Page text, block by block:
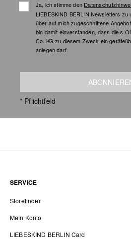
Ja, ich stimme den
LIEBESKIND BERLIN Newsletters zu
über auf mich zugeschnittene
bin damit einverstanden, dass die
Co. KG zu diesem Zweck ein
anlegen darf.
* Pflichtfeld
SERVICE
Storefinder
Mein Konto
LIEBESKIND BERLIN Card